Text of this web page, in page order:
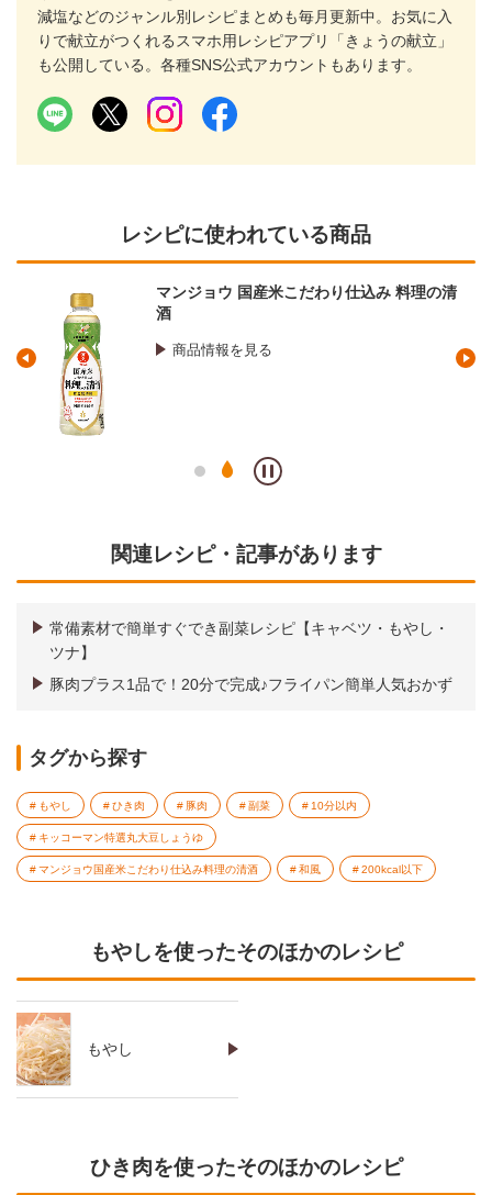
減塩などのジャンル別レシピまとめも毎月更新中。お気に入
りで献立がつくれるスマホ用レシピアプリ「きょうの献立」
も公開している。各種SNS公式アカウントもあります。
レシピに使われている商品
マンジョウ 国産米こだわり仕込み 料理の清
酒
商品情報を見る
関連レシピ・記事があります
常備素材で簡単すぐでき副菜レシピ【キャベツ・もやし・
ツナ】
豚肉プラス1品で！20分で完成♪フライパン簡単人気おかず
タグから探す
もやし ひき肉 豚肉 副菜 10分以内
キッコーマン特選丸大豆しょうゆ
マンジョウ国産米こだわり仕込み料理の清酒 和風 200kcal以下
もやしを使ったそのほかのレシピ
もやし
ひき肉を使ったそのほかのレシピ